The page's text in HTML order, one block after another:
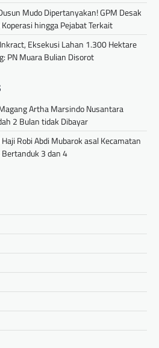
Mudo Dipertanyakan! GPM Desak
hingga Pejabat Terkait
Eksekusi Lahan 1.300 Hektare
PN Muara Bulian Disorot
Artha Marsindo Nusantara
2 Bulan tidak Dibayar
Haji Robi Abdi Mubarok asal Kecamatan
3 dan 4